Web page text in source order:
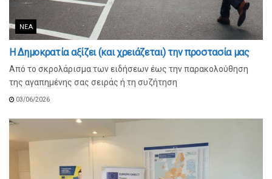
ΝΈΑ
Η Δημοκρατία αξίζει (και χρειάζεται) την προστασία μας
Από το σκρολάρισμα των ειδήσεων έως την παρακολούθηση
της αγαπημένης σας σειράς ή τη συζήτηση
03/06/2026